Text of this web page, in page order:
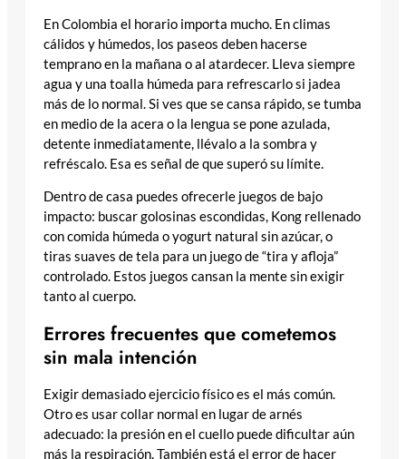
En Colombia el horario importa mucho. En climas
cálidos y húmedos, los paseos deben hacerse
temprano en la mañana o al atardecer. Lleva siempre
agua y una toalla húmeda para refrescarlo si jadea
más de lo normal. Si ves que se cansa rápido, se tumba
en medio de la acera o la lengua se pone azulada,
detente inmediatamente, llévalo a la sombra y
refréscalo. Esa es señal de que superó su límite.
Dentro de casa puedes ofrecerle juegos de bajo
impacto: buscar golosinas escondidas, Kong rellenado
con comida húmeda o yogurt natural sin azúcar, o
tiras suaves de tela para un juego de “tira y afloja”
controlado. Estos juegos cansan la mente sin exigir
tanto al cuerpo.
Errores frecuentes que cometemos
sin mala intención
Exigir demasiado ejercicio físico es el más común.
Otro es usar collar normal en lugar de arnés
adecuado: la presión en el cuello puede dificultar aún
más la respiración. También está el error de hacer